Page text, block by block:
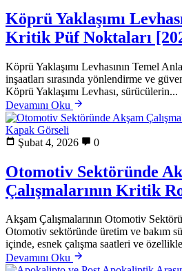
Köprü Yaklaşımı
Kritik Püf Noktaları
Köprü Yaklaşımı Levhasının Temel
inşaatları sırasında yönlendirme ve
Köprü Yaklaşımı Levhası, sürücülerin...
Devamını Oku
Şubat 4, 2026 0
Otomotiv Sektöründe
Çalışmalarının Kritik
Akşam Çalışmalarının Otomotiv
Otomotiv sektöründe üretim ve bakım
içinde, esnek çalışma saatleri ve
Devamını Oku